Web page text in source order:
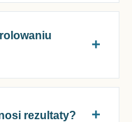
rezultaty?